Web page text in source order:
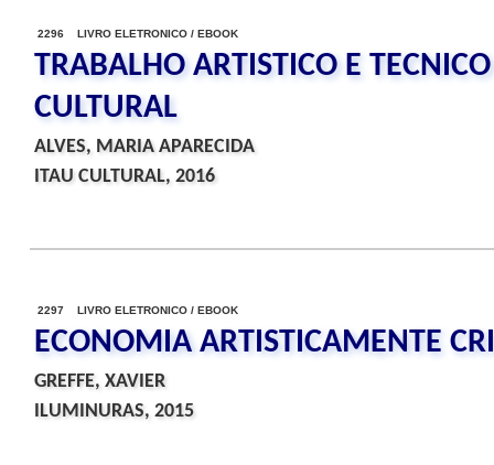
2296 LIVRO ELETRONICO / EBOOK
TRABALHO ARTISTICO E
CULTURAL
ALVES, MARIA APARECIDA
ITAU CULTURAL, 2016
2297 LIVRO ELETRONICO / EBOOK
ECONOMIA ARTISTICAMENTE
GREFFE, XAVIER
ILUMINURAS, 2015